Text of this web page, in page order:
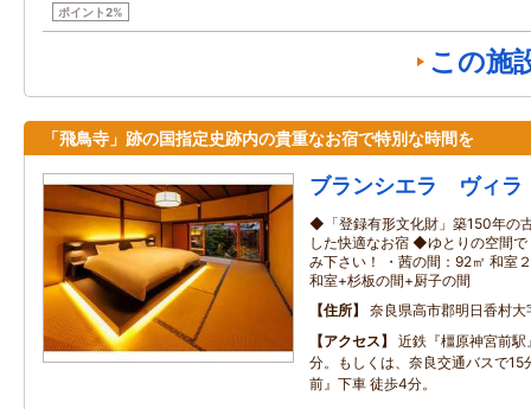
ポイント2%
この施
「飛鳥寺」跡の国指定史跡内の貴重なお宿で特別な時間を
ブランシエラ ヴィ
◆「登録有形文化財」築150年の
した快適なお宿 ◆ゆとりの空間
み下さい！ ・茜の間：92㎡ 和室
和室+杉板の間+厨子の間
住所
奈良県高市郡明日香村大
アクセス
近鉄『橿原神宮前
分。もしくは、奈良交通バスで15
前』下車 徒歩4分。